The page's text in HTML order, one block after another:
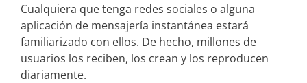
Cualquiera que tenga redes sociales o alguna
aplicación de mensajería instantánea estará
familiarizado con ellos. De hecho, millones de
usuarios los reciben, los crean y los reproducen
diariamente.